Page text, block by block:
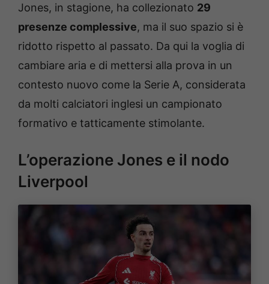
Jones, in stagione, ha collezionato 29
presenze complessive, ma il suo spazio si è
ridotto rispetto al passato. Da qui la voglia di
cambiare aria e di mettersi alla prova in un
contesto nuovo come la Serie A, considerata
da molti calciatori inglesi un campionato
formativo e tatticamente stimolante.
L’operazione Jones e il nodo
Liverpool